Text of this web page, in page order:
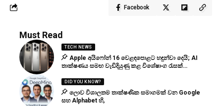
Facebook
Must Read
TECH NEWS
Apple අයිෆෝන් 16 වෙළඳපොළට හඳුන්වා දෙයි; AI
තාක්ෂණය සමඟ වැඩිදියුණු කළ විශේෂාංග රැසක්…
DID YOU KNOW?
ලොව විශාලතම තාක්ෂණික සමාගමක් වන Google
සහ Alphabet හි,